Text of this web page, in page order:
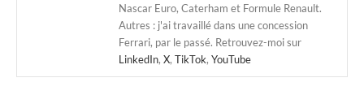
Nascar Euro, Caterham et Formule Renault.
Autres : j'ai travaillé dans une concession
Ferrari, par le passé. Retrouvez-moi sur
LinkedIn, X, TikTok, YouTube